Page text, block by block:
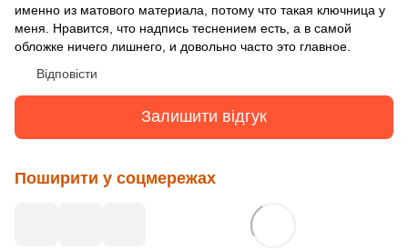
именно из матового материала, потому что такая ключница у
меня. Нравится, что надпись теснением есть, а в самой
обложке ничего лишнего, и довольно часто это главное.
Відповісти
Залишити відгук
Поширити у соцмережах